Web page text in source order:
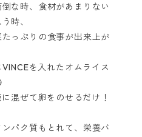
な時、食材があまりない
時、
っぷりの食事が出来上が
を入れたオムライス
混ぜて卵をのせるだけ！
パク質もとれて、栄養バ